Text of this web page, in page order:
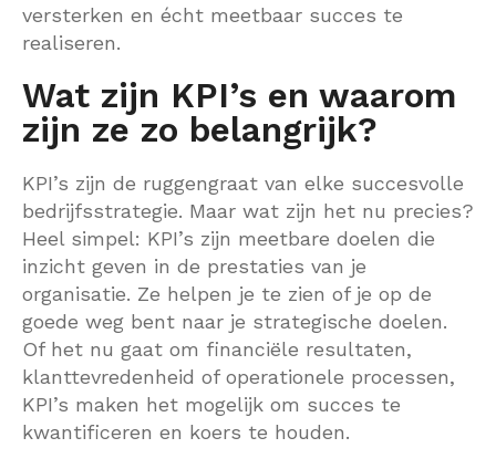
Interim
versterken en écht meetbaar succes te
realiseren.
Wat zijn KPI’s en waarom
zijn ze zo belangrijk?
KPI’s zijn de ruggengraat van elke succesvolle
bedrijfsstrategie. Maar wat zijn het nu precies?
Heel simpel: KPI’s zijn meetbare doelen die
inzicht geven in de prestaties van je
organisatie. Ze helpen je te zien of je op de
goede weg bent naar je strategische doelen.
Of het nu gaat om financiële resultaten,
klanttevredenheid of operationele processen,
KPI’s maken het mogelijk om succes te
kwantificeren en koers te houden.